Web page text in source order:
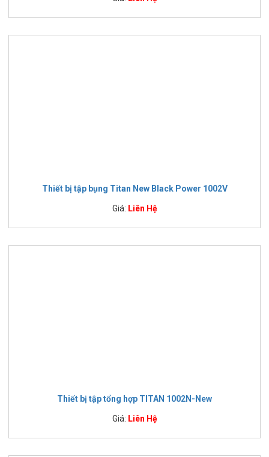
Thiết bị tập bụng Titan New Black Power 1002V
Giá: Liên Hệ
Thiết bị tập tổng hợp TITAN 1002N-New
Giá: Liên Hệ